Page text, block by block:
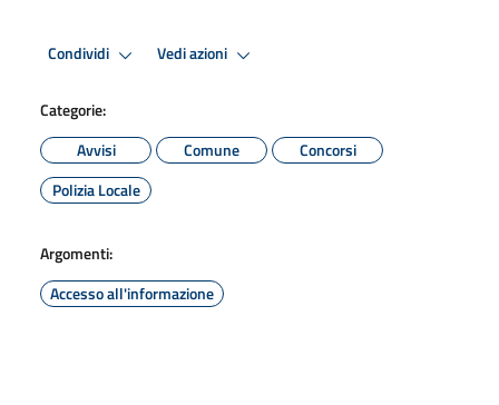
Condividi Vedi azioni
Categorie:
Avvisi
Comune
Concorsi
Polizia Locale
Argomenti:
Accesso all'informazione